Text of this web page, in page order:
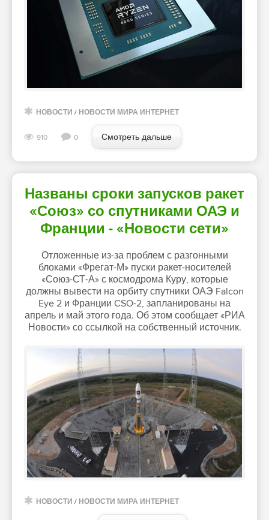
НОВОСТИ / НОВОСТИ МИРА ИНТЕРНЕТ
910 0 Смотреть дальше
Названы сроки запусков ракет
«Союз» со спутниками ОАЭ и
Франции - «Новости сети»
Отложенные из-за проблем с разгонными
блоками «Фрегат-М» пуски ракет-носителей
«Союз-СТ-А» с космодрома Куру, которые
должны вывести на орбиту спутники ОАЭ Falcon
Eye 2 и Франции CSO-2, запланированы на
апрель и май этого года. Об этом сообщает «РИА
Новости» со ссылкой на собственный источник.
НОВОСТИ / НОВОСТИ МИРА ИНТЕРНЕТ